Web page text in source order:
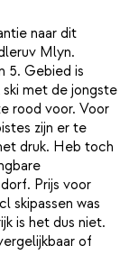
naar dit
Mlyn.
5. Gebied is
met de jongste
rood voor. Voor
zijn er te
druk. Heb toch
Prijs voor
skipassen was
is het dus niet.
of